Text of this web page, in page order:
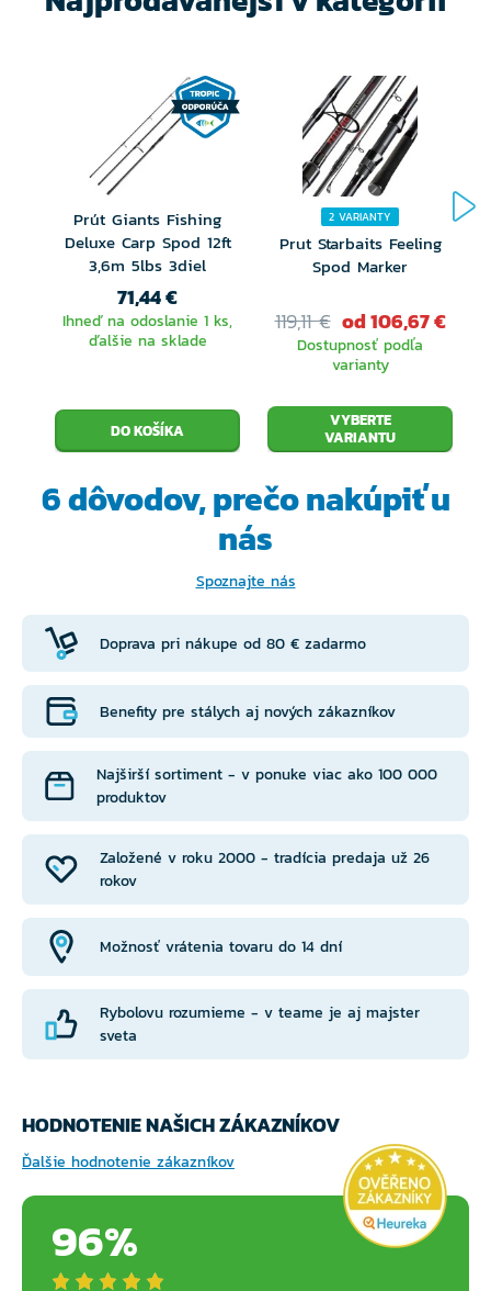
Prút Giants Fishing
Deluxe Carp Spod 12ft
3,6m 5lbs 3diel
71,44 €
Ihneď na odoslanie 1 ks,
ďalšie na sklade
2 VARIANTY
Prut Starbaits Feeling
Spod Marker
119,11 € od 106,67 €
Dostupnosť podľa
varianty
VYBERTE
VARIANTU
6 dôvodov, prečonakúpiť u
nás
Spoznajte nás
Doprava pri nákupe od 80 € zadarmo
Založené v roku 2000 - tradícia predaja už 26
rokov
Benefity pre stálych aj nových zákazníkov
Možnosť vrátenia tovaru do 14 dní
Najširší sortiment - v ponuke viac ako 100 000
produktov
Rybolovu rozumieme - v teame je aj majster
sveta
HODNOTENIE NAŠICH ZÁKAZNÍKOV
Ďalšie hodnotenie zákazníkov
96%